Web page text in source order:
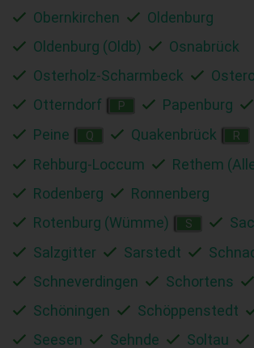
Obernkirchen
Oldenburg
Oldenburg (Oldb)
Osnabrück
Osterholz-Scharmbeck
Otterndorf
P Papenburg
Peine
Q Quakenbrück R
Rehburg-Loccum Rethem
Rodenberg
Ronnenberg
Rotenburg (Wümme)
S
Salzgitter
Sarstedt
Schneverdingen
Schortens
Schöningen
Schöppenstedt
Seesen
Sehnde Soltau